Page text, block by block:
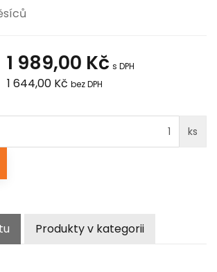
1 989,00 Kč s DPH
1 644,00 Kč bez DPH
ks
Produkty v kategorii